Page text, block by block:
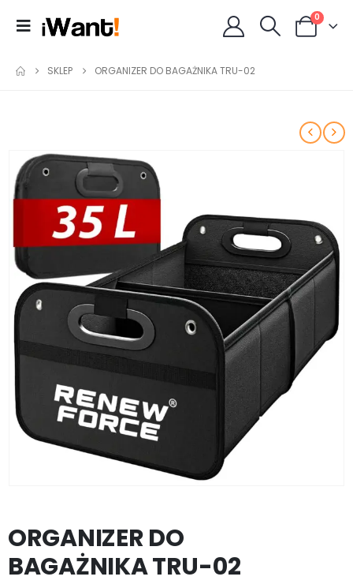
0
SKLEP ORGANIZER DO BAGAŻNIKA TRU-02
ORGANIZER DO
BAGAŻNIKA TRU-02